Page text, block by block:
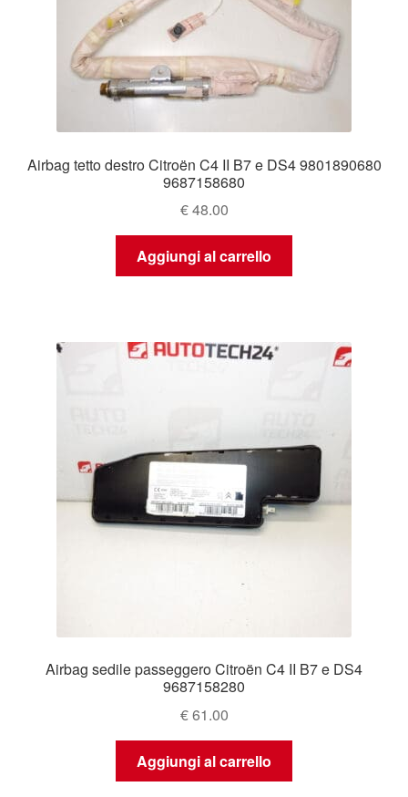
Airbag tetto destro Citroën C4 II B7 e DS4 9801890680
9687158680
€48.00
Aggiungi al carrello
Airbag sedile passeggero Citroën C4 II B7 e DS4
9687158280
€61.00
Aggiungi al carrello